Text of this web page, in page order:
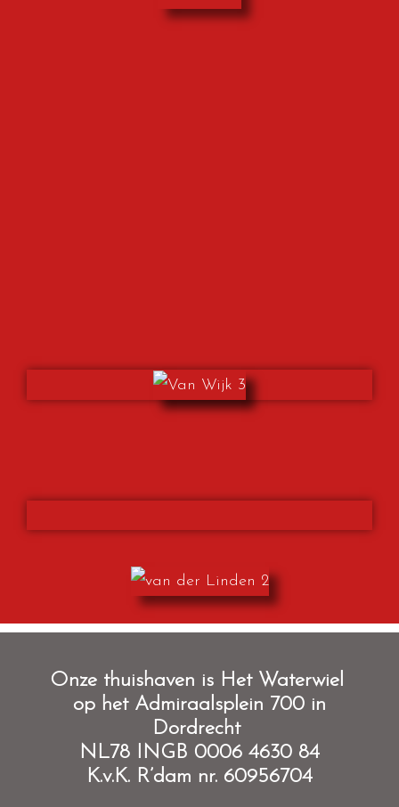
Onze thuishaven is Het Waterwiel
op het Admiraalsplein 700 in
Dordrecht
NL78 INGB 0006 4630 84
K.v.K. R’dam nr. 60956704